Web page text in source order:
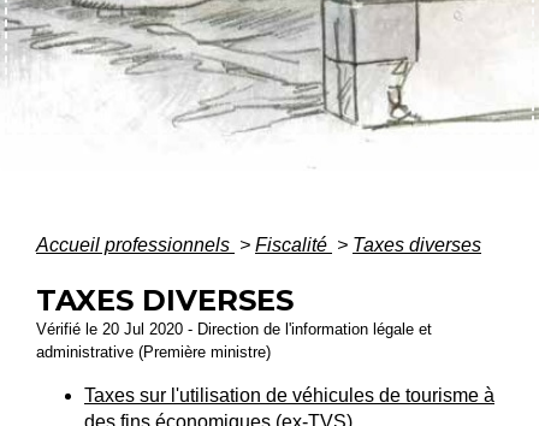
Accueil professionnels > Fiscalité > Taxes diverses
TAXES DIVERSES
Vérifié le 20 Jul 2020 - Direction de l'information légale et
administrative (Première ministre)
Taxes sur l'utilisation de véhicules de tourisme à